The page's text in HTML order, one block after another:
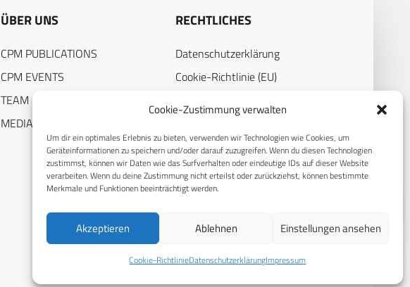
Cookie-Zustimmung verwalten
Um dir ein optimales Erlebnis zu bieten, verwenden wir Technologien wie Cookies, um
Geräteinformationen zu speichern und/oder darauf zuzugreifen. Wenn du diesen Technologien
zustimmst, können wir Daten wie das Surfverhalten oder eindeutige IDs auf dieser Website
verarbeiten. Wenn du deine Zustimmung nicht erteilst oder zurückziehst, können bestimmte
Merkmale und Funktionen beeinträchtigt werden.
Akzeptieren Ablehnen Einstellungen ansehen
Cookie-RichtlinieDatenschutzerklärungImpressum
ÜBER UNS
CPM PUBLICATIONS
CPM EVENTS
TEAM
MEDIADATEN
RECHTLICHES
Datenschutzerklärung
Cookie-Richtlinie (EU)
Impressum
© 2026 CPM GmbH – Alle Rechte vorbehalten